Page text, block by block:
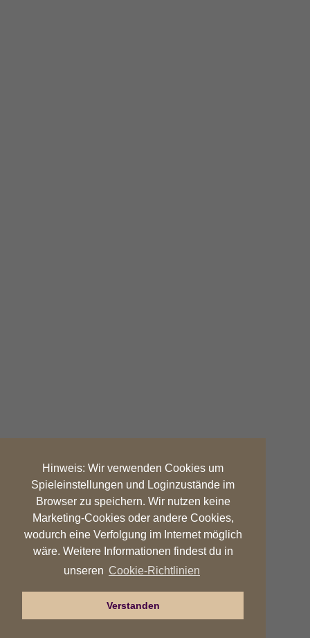
Hinweis: Wir verwenden Cookies um
Spieleinstellungen und Loginzustände im
Browser zu speichern. Wir nutzen keine
Marketing-Cookies oder andere Cookies,
wodurch eine Verfolgung im Internet möglich
wäre. Weitere Informationen findest du in
unseren Cookie-Richtlinien
Verstanden